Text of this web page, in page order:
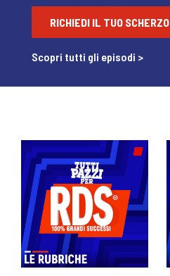
RICHIEDI IL TUO SCHERZO
Scopri tutti gli episodi >